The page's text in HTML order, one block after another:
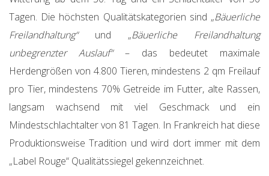
Tagen. Die höchsten Qualitätskategorien sind „Bäuerliche
Freilandhaltung“und „Bäuerliche Freilandhaltung
unbegrenzter Auslauf“– das bedeutet maximale
Herdengrößen von 4.800 Tieren, mindestens 2 qm Freilauf
pro Tier, mindestens 70% Getreide im Futter, alte Rassen,
langsam wachsend mit viel Geschmack und ein
Mindestschlachtalter von 81 Tagen. In Frankreich hat diese
Produktionsweise Tradition und wird dort immer mit dem
„Label Rouge“ Qualitätssiegel gekennzeichnet.